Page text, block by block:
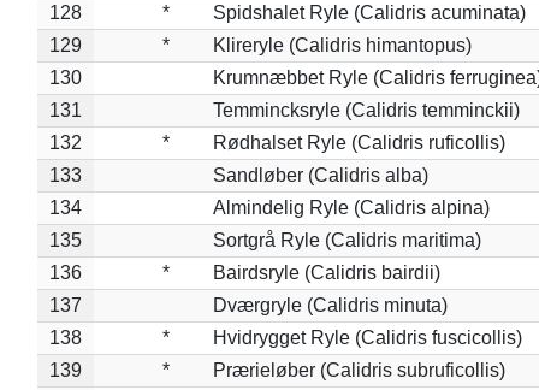
128
*
Spidshalet Ryle (Calidris acuminata)
129
*
Klireryle (Calidris himantopus)
130
Krumnæbbet Ryle (Calidris
131
Temmincksryle (Calidris temminckii)
132
*
Rødhalset Ryle (Calidris ruficollis)
133
Sandløber (Calidris alba)
134
Almindelig Ryle (Calidris alpina)
135
Sortgrå Ryle (Calidris maritima)
136
*
Bairdsryle (Calidris bairdii)
137
Dværgryle (Calidris minuta)
138
*
Hvidrygget Ryle (Calidris fuscicollis)
139
*
Prærieløber (Calidris subruficollis)